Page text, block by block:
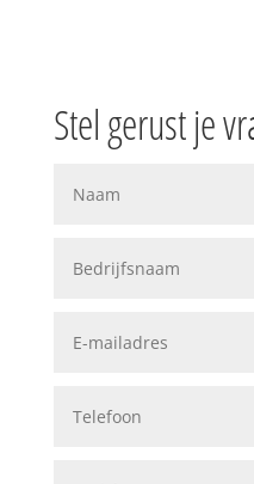
Stel gerust je